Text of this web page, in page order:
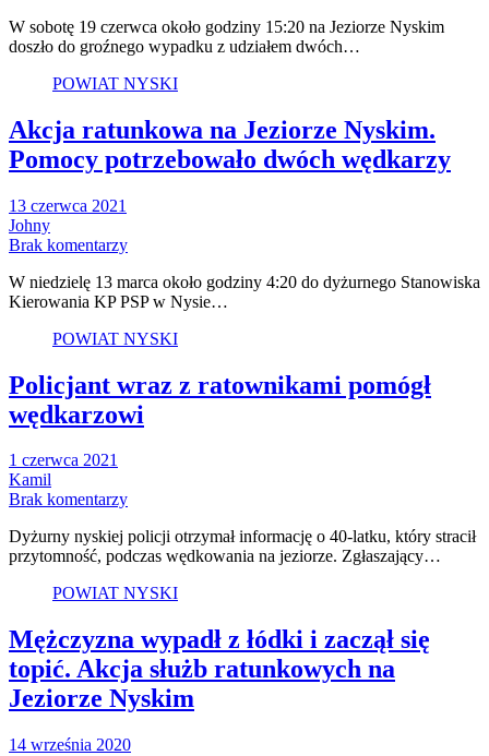
W sobotę 19 czerwca około godziny 15:20 na Jeziorze Nyskim
doszło do groźnego wypadku z udziałem dwóch…
POWIAT NYSKI
Akcja ratunkowa na Jeziorze Nyskim.
Pomocy potrzebowało dwóch wędkarzy
13 czerwca 2021
Johny
Brak komentarzy
W niedzielę 13 marca około godziny 4:20 do dyżurnego Stanowiska
Kierowania KP PSP w Nysie…
POWIAT NYSKI
Policjant wraz z ratownikami pomógł
wędkarzowi
1 czerwca 2021
Kamil
Brak komentarzy
Dyżurny nyskiej policji otrzymał informację o 40-latku, który stracił
przytomność, podczas wędkowania na jeziorze. Zgłaszający…
POWIAT NYSKI
Mężczyzna wypadł z łódki i zaczął się
topić. Akcja służb ratunkowych na
Jeziorze Nyskim
14 września 2020